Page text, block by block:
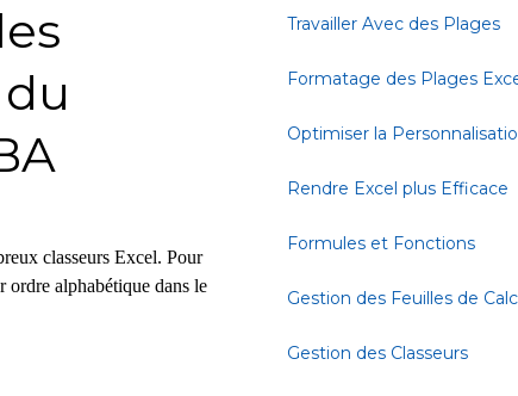
classeurs Excel. Pour
ordre alphabétique dans le
Travailler Avec des Plages
Formatage des Plages
Optimiser la
Rendre Excel plus Efficace
Formules et Fonctions
Gestion des Feuilles de
Gestion des Classeurs